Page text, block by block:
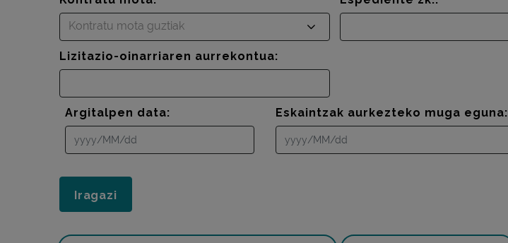
Kontratu mota guztiak
Lizitazio-oinarriaren aurrekontua:
Argitalpen data: Eskaintzak aurkezteko muga eguna: